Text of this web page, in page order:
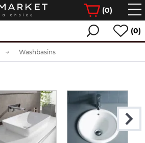
(0)
(0)
Washbasins